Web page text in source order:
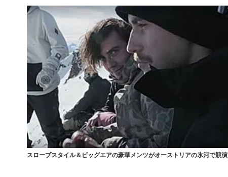
スロープスタイル＆ビッグエアの豪華メンツがオーストリアの氷河で競演